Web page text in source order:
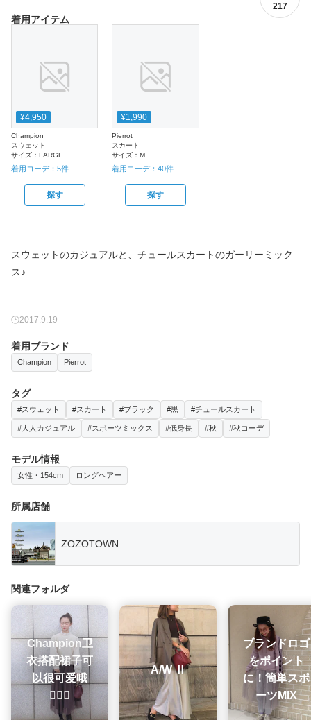
217
着用アイテム
¥4,950
Champion
スウェット
サイズ： LARGE
着用コーデ： 5件
探す
¥1,990
Pierrot
スカート
サイズ：M
着用コーデ：40件
探す
スウェットのカジュアルと、チュールスカートのガーリーミック
ス♪
2017.9.19
着用ブランド
Champion Pierrot
タグ
#スウェット #スカート #ブラック #黒 #チュールスカート
#大人カジュアル #スポーツミックス #低身長 #秋 #秋コーデ
モデル情報
女性・154cm ロングヘアー
所属店舗
ZOZOTOWN
関連フォルダ
Champion卫
衣搭配裙子可
以很可爱哦
🙋🏻‍♀️
A/W Ⅱ
ブランドロゴ
をポイント
に！簡単スポ
ーツMIX